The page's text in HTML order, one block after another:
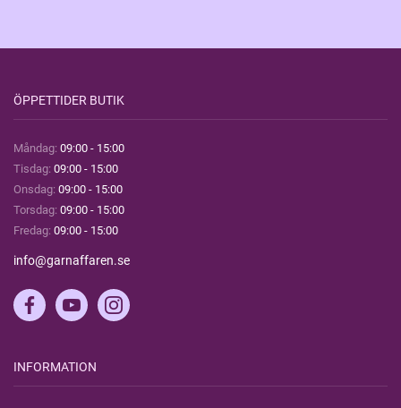
ÖPPETTIDER BUTIK
Måndag: 09:00 - 15:00
Tisdag: 09:00 - 15:00
Onsdag: 09:00 - 15:00
Torsdag: 09:00 - 15:00
Fredag: 09:00 - 15:00
info@garnaffaren.se
INFORMATION